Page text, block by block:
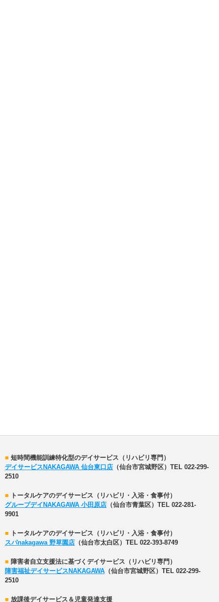
■ 短時間機能訓練特化型のデイサービス（リハビリ専門）
デイサービスNAKAGAWA 仙台東口店 （仙台市宮城野区）TEL 022-299-
2510
■ トータルケアのデイサービス（リハビリ・入浴・食事付）
グループデイNAKAGAWA 小田原店 （仙台市青葉区）TEL 022-281-
9901
■ トータルケアのデイサービス（リハビリ・入浴・食事付）
スパnakagawa 野草園店 （仙台市太白区）TEL 022-393-8749
■ 障害者自立支援法に基づくデイサービス（リハビリ専門）
障害福祉デイサービスNAKAGAWA （仙台市宮城野区）TEL 022-299-
2510
■ 放課後デイサービス＆児童発達支援